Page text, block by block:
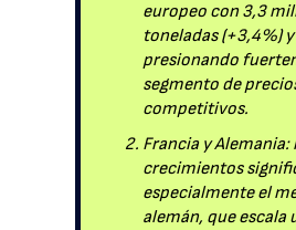
europeo con 3,3
toneladas (+3,4%)
presionando
segmento de
competitivos.
Francia y Alemania:
crecimientos
especialmente el
alemán, que escala